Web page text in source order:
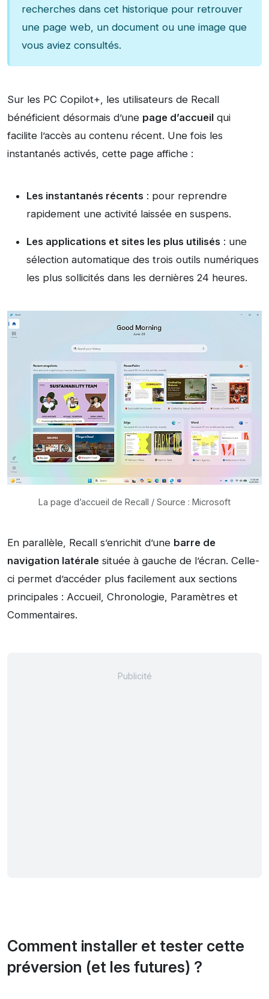
recherches dans cet historique pour retrouver
une page web, un document ou une image que
vous aviez consultés.
Sur les PC Copilot+, les utilisateurs de Recall
bénéficient désormais d’une page d’accueil qui
facilite l’accès au contenu récent. Une fois les
instantanés activés, cette page affiche :
Les instantanés récents : pour reprendre
rapidement une activité laissée en suspens.
Les applications et sites les plus utilisés : une
sélection automatique des trois outils numériques
les plus sollicités dans les dernières 24 heures.
La page d’accueil de Recall / Source : Microsoft
En parallèle, Recall s’enrichit d’une barre de
navigation latérale située à gauche de l’écran. Celle-
ci permet d’accéder plus facilement aux sections
principales : Accueil, Chronologie, Paramètres et
Commentaires.
Comment installer et tester cette
préversion (et les futures) ?